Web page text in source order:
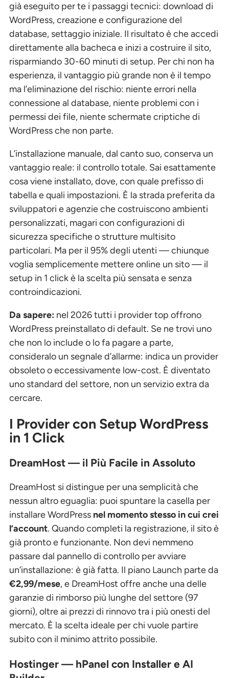
già eseguito per te i passaggi tecnici: download di
WordPress, creazione e configurazione del
database, settaggio iniziale. Il risultato è che accedi
direttamente alla bacheca e inizi a costruire il sito,
risparmiando 30-60 minuti di setup. Per chi non ha
esperienza, il vantaggio più grande non è il tempo
ma l’eliminazione del rischio: niente errori nella
connessione al database, niente problemi con i
permessi dei file, niente schermate criptiche di
WordPress che non parte.
L’installazione manuale, dal canto suo, conserva un
vantaggio reale: il controllo totale. Sai esattamente
cosa viene installato, dove, con quale prefisso di
tabella e quali impostazioni. È la strada preferita da
sviluppatori e agenzie che costruiscono ambienti
personalizzati, magari con configurazioni di
sicurezza specifiche o strutture multisito
particolari. Ma per il 95% degli utenti — chiunque
voglia semplicemente mettere online un sito — il
setup in 1 click è la scelta più sensata e senza
controindicazioni.
Da sapere: nel 2026 tutti i provider top offrono
WordPress preinstallato di default. Se ne trovi uno
che non lo include o lo fa pagare a parte,
consideralo un segnale d’allarme: indica un provider
obsoleto o eccessivamente low-cost. È diventato
uno standard del settore, non un servizio extra da
cercare.
I Provider con Setup WordPress
in 1 Click
DreamHost — il Più Facile in Assoluto
DreamHost si distingue per una semplicità che
nessun altro eguaglia: puoi spuntare la casella per
installare WordPress nel momento stesso in cui crei
l’account. Quando completi la registrazione, il sito è
già pronto e funzionante. Non devi nemmeno
passare dal pannello di controllo per avviare
un’installazione: è già fatta. Il piano Launch parte da
€2,99/mese, e DreamHost offre anche una delle
garanzie di rimborso più lunghe del settore (97
giorni), oltre ai prezzi di rinnovo tra i più onesti del
mercato. È la scelta ideale per chi vuole partire
subito con il minimo attrito possibile.
Hostinger — hPanel con Installer e AI